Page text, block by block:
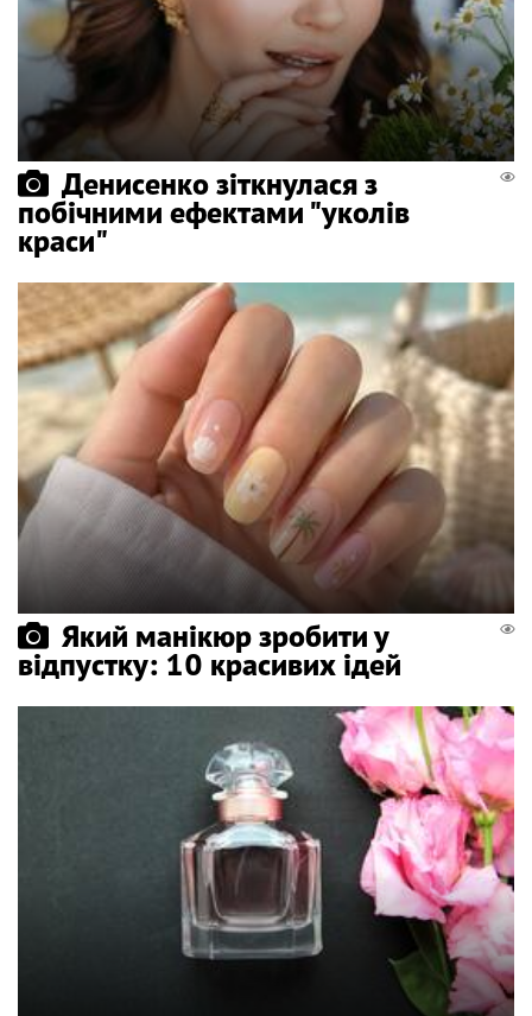
Денисенко зіткнулася з
побічними ефектами "уколів
краси"
Який манікюр зробити у
відпустку: 10 красивих ідей